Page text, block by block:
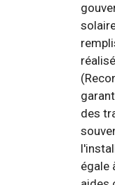
des
égale